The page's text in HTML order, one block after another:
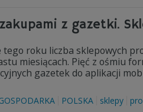
z gazetki.
roku liczba sklepowych
miesiącach. Pięć z ośmiu
gazetek do aplikacji
POLSKA sklepy